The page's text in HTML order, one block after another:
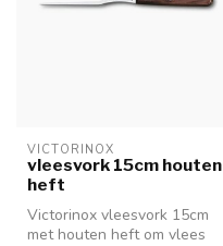
VICTORINOX
vleesvork 15cm houten
heft
Victorinox vleesvork 15cm
met houten heft om vlees